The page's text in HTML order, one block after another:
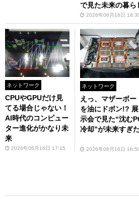
で見た未来の暮ら
2026年06月16日
ネットワーク
CPUやGPUだけ見
てる場合じゃない！
AI時代のコンピュー
ター進化がかなり未
来
2026年06月16日 17:15
ネットワーク
えっ、マザーボー
を油にドボン!? 展
示会で見た“沈む
冷却”が未来すぎた
2026年06月16日